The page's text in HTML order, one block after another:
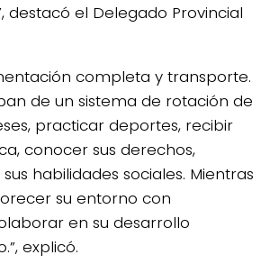
destacó el Delegado Provincial
completa y transporte.
de un sistema de rotación de
practicar deportes, recibir
conocer sus derechos,
habilidades sociales. Mientras
su entorno con
en su desarrollo
explicó.